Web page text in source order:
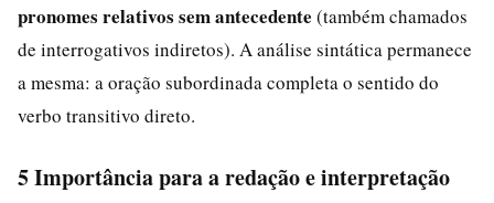
pronomes relativos sem antecedente (também chamados
de interrogativos indiretos). A análise sintática permanece
a mesma: a oração subordinada completa o sentido do
verbo transitivo direto.
5 Importância para a redação e interpretação